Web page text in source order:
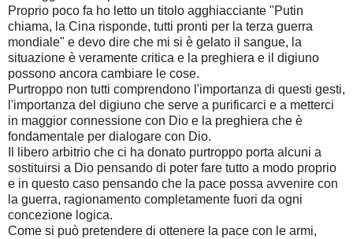
Proprio poco fa ho letto un titolo agghiacciante "Putin
chiama, la Cina risponde, tutti pronti per la terza guerra
mondiale" e devo dire che mi si è gelato il sangue, la
situazione è veramente critica e la preghiera e il digiuno
possono ancora cambiare le cose.
Purtroppo non tutti comprendono l'importanza di questi gesti,
l'importanza del digiuno che serve a purificarci e a metterci
in maggior connessione con Dio e la preghiera che è
fondamentale per dialogare con Dio.
Il libero arbitrio che ci ha donato purtroppo porta alcuni a
sostituirsi a Dio pensando di poter fare tutto a modo proprio
e in questo caso pensando che la pace possa avvenire con
la guerra, ragionamento completamente fuori da ogni
concezione logica.
Come si può pretendere di ottenere la pace con le armi,